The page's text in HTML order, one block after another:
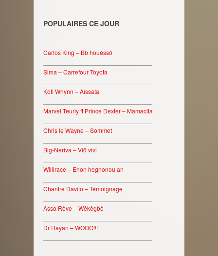
POPULAIRES CE JOUR
Carlos King – Bb houéssô
Sima – Carrefour Toyota
Kofi Whynn – Aïssata
Marvel Teurly ft Prince Dexter – Mamacita
Chris le Wayne – Sommet
Big-Neriva – Viô vivi
Willirace – Enon hognonou an
Chantre Davito – Témoignage
Asso Rêve – Wêkêgbê
Dr Rayan – WOOO!!!